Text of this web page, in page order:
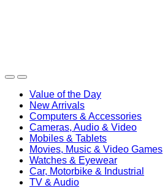
Value of the Day
New Arrivals
Computers & Accessories
Cameras, Audio & Video
Mobiles & Tablets
Movies, Music & Video Games
Watches & Eyewear
Car, Motorbike & Industrial
TV & Audio